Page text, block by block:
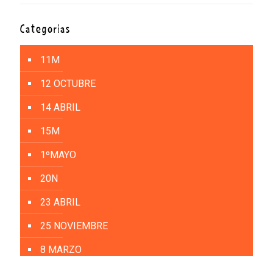
Categorías
11M
12 OCTUBRE
14 ABRIL
15M
1ºMAYO
20N
23 ABRIL
25 NOVIEMBRE
8 MARZO